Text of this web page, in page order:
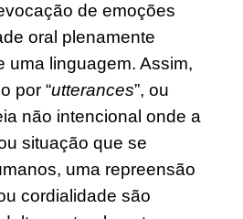
de emoções
oral plenamente
uma linguagem. Assim,
por “utterances”, ou
não intencional onde a
situação que se
uma repreensão
cordialidade são